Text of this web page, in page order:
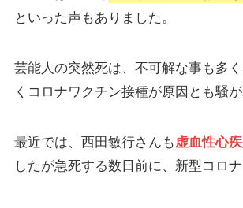
といった声もありました。
芸能人の突然死は、不可解な事も多
くコロナワクチン接種が原因とも騒が
最近では、西田敏行さんも虚血性心
したが急死する数日前に、新型コロ